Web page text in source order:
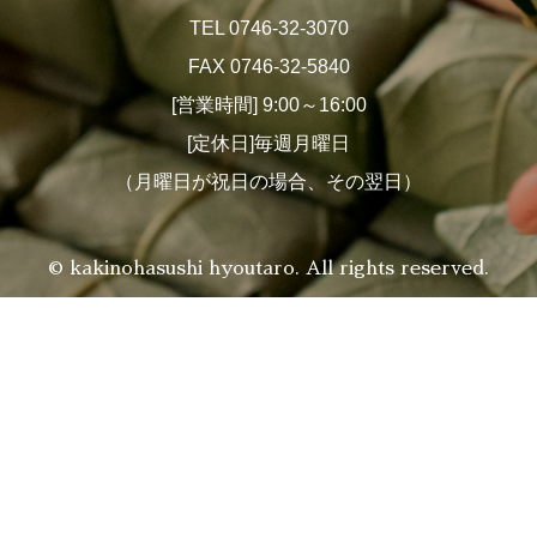
TEL 0746-32-3070
FAX 0746-32-5840
[営業時間] 9:00～16:00
[定休日]毎週月曜日
（月曜日が祝日の場合、その翌日）
© kakinohasushi hyoutaro. All rights reserved.